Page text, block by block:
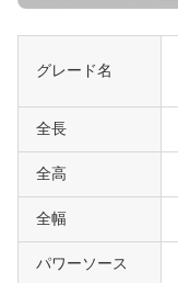
グレード名
全長
全高
全幅
パワーソース